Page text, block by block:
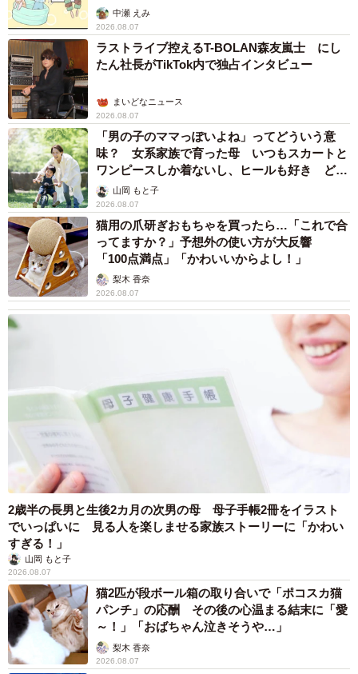
5/5
（提供画像）
中瀬 えみ
2026.08.07
ラストライブ控えるT-BOLAN森友嵐士 にし
たん社長がTikTok内で独占インタビュー
まいどなニュース
2026.08.07
「男の子のママっぽいよね」ってどういう意
味？ 女系家族で育った母 いつもスカートと
ワンピースしか着ないし、ヒールも好き どの
へんが…
山岡 もと子
2026.08.07
猫用の爪研ぎおもちゃを買ったら…「これで合
ってますか？」予想外の使い方が大反響
「100点満点」「かわいいからよし！」
梨木 香奈
2026.08.07
2歳半の長男と生後2カ月の次男の母 母子手帳2冊をイラスト
でいっぱいに 見る人を楽しませる家族ストーリーに「かわい
すぎる！」
山岡 もと子
2026.08.07
猫2匹が段ボール箱の取り合いで「ポコスカ猫
パンチ」の応酬 その後の心温まる結末に「愛
～！」「おばちゃん泣きそうや…」
梨木 香奈
2026.08.07